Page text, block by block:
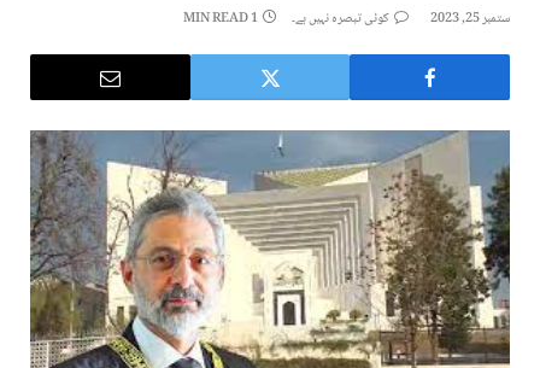
ستمبر 25, 2023 کوئی تبصرہ نہیں ہے۔ 1 MIN READ